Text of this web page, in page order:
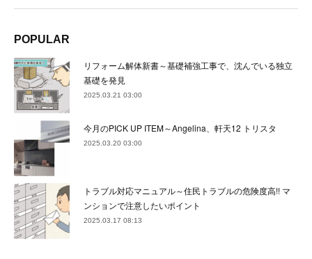
(24)
22)
(22)
(22)
(25
(23 )
(24
(21
(24)
(21
( 23)
(22 )
(23
(23
(22)
(24
( 21)
(20)
(23)
(23
(22)
(23
( 24)
(21)
(22)
(24
(24)
(23
( 21)
(22)
(22)
(21)
(27)
(22
33)
(28)
(17)
(32)
(36)
(30
34)
(8 )
POPULAR
リフォーム解体新書～基礎補強工事で、沈んでいる独立
基礎を発見
2025.03.21 03:00
今月のPICK UP ITEM～Angelina、軒天12 トリスタ
2025.03.20 03:00
トラブル対応マニュアル～住民トラブルの危険度高!! マ
ンションで注意したいポイント
2025.03.17 08:13